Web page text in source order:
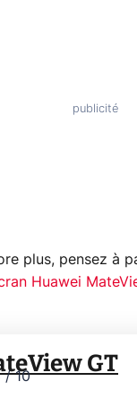
plus, pensez à
Huawei
GT
/10